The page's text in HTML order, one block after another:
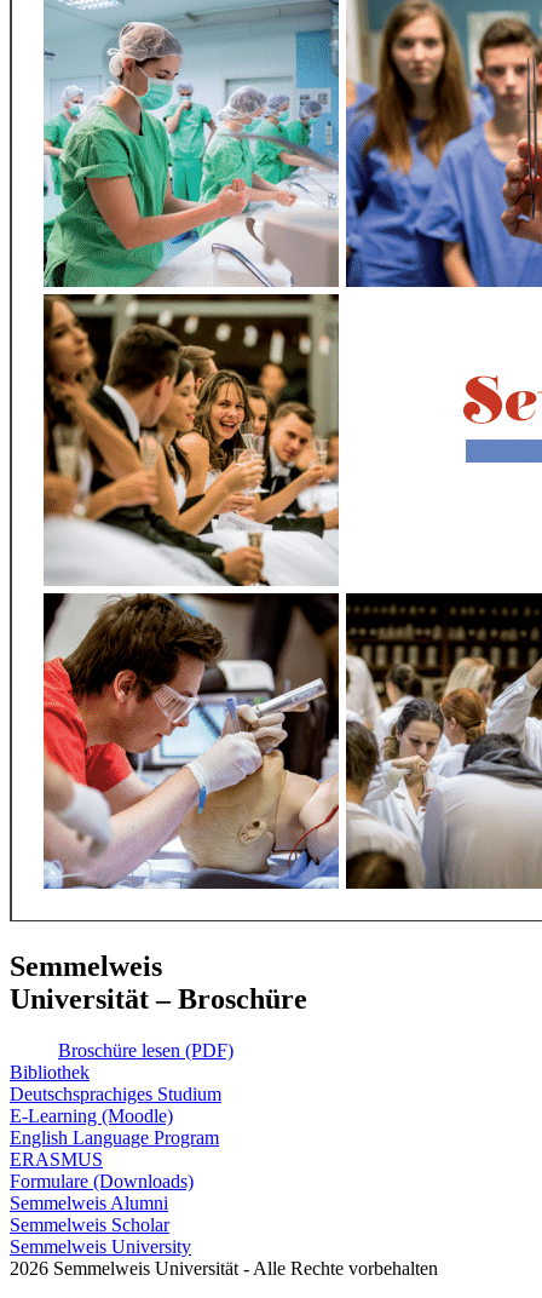
Semmelweis
Universität – Broschüre
Broschüre lesen (PDF)
Bibliothek
Deutschsprachiges Studium
E-Learning (Moodle)
English Language Program
ERASMUS
Formulare (Downloads)
Semmelweis Alumni
Semmelweis Scholar
Semmelweis University
2026 Semmelweis Universität - Alle Rechte vorbehalten